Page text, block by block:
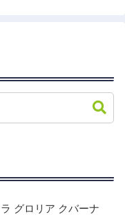
グロリア クバーナ